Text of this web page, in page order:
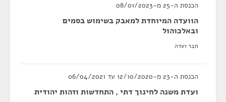
הכנסת ה-25 מ-08/01/2023
הוועדה המיוחדת למאבק בשימוש בסמים
ובאלכוהול
חבר ועדה
הכנסת ה-23 מ-12/10/2020 עד 06/04/2021
ועדת משנה לחינוך דתי , התחדשות וזהות יהודית